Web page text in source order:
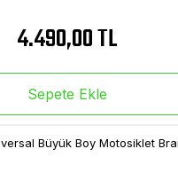
4.490,00 TL
Sepete Ekle